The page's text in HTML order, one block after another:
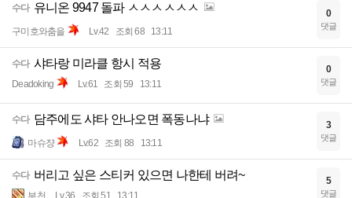
수다 유니온 9947 돌파 ㅅㅅㅅㅅㅅㅅ
구미호와춤을 Lv.42 조회 68 13:11
0
댓글
수다 샤타랑 미라클 항시 적용
Deadoking Lv.61 조회 59 13:11
0
댓글
수다 담주에도 샤타 안나오면 폭동나냐
마슈쟝 Lv.62 조회 88 13:11
3
댓글
수다 버리고 싶은 스티커 있으면 나한테 버려~
부천 Lv.36 조회 51 13:11
5
댓글